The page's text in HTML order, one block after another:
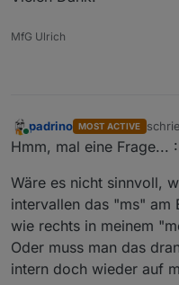
MfG Ulrich
padrino MOST ACTIVE
Hmm, mal eine Frage...
Wäre es nicht sinnvoll,
intervallen das "ms" am
wie rechts in meinem
Oder muss man das
intern doch wieder auf